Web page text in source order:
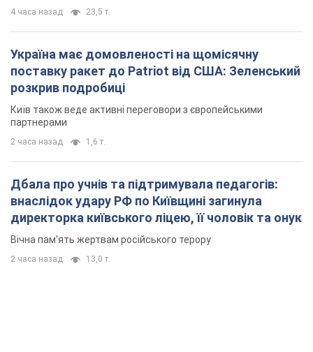
4 часа назад 23,5 т.
Україна має домовленості на щомісячну
поставку ракет до Patriot від США: Зеленський
розкрив подробиці
Київ також веде активні переговори з європейськими
партнерами
2 часа назад 1,6 т.
Дбала про учнів та підтримувала педагогів:
внаслідок удару РФ по Київщині загинула
директорка київського ліцею, її чоловік та онук
Вічна пам'ять жертвам російського терору
2 часа назад 13,0 т.